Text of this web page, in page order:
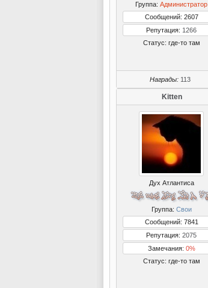
Группа: Администратор
Сообщений: 2607
Репутация: 1266
Статус: где-то там
Награды: 113
Kitten
Дух Атлантиса
Группа: Свои
Сообщений: 7841
Репутация: 2075
Замечания: 0%
Статус: где-то там